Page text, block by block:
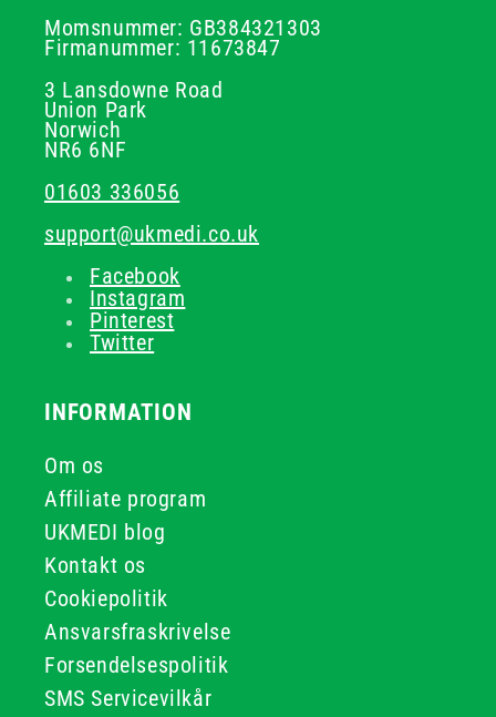
Momsnummer: GB384321303
Firmanummer: 11673847
3 Lansdowne Road
Union Park
Norwich
NR6 6NF
01603 336056
support@ukmedi.co.uk
Facebook
Instagram
Pinterest
Twitter
INFORMATION
Om os
Affiliate program
UKMEDI blog
Kontakt os
Cookiepolitik
Ansvarsfraskrivelse
Forsendelsespolitik
SMS Servicevilkår